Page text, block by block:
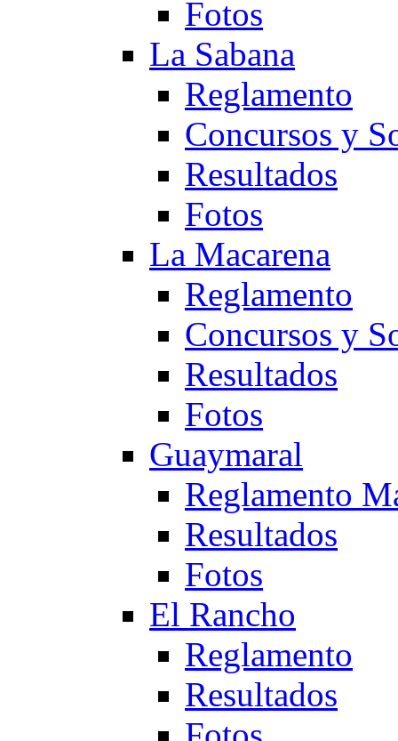
Fotos
La Sabana
Reglamento
Concursos y
Resultados
Fotos
La Macarena
Reglamento
Concursos y
Resultados
Fotos
Guaymaral
Reglamento
Resultados
Fotos
El Rancho
Reglamento
Resultados